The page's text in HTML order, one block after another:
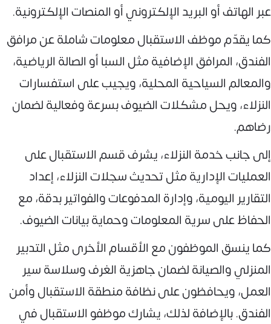
عبر الهاتف أو البريد الإلكتروني أو المنصات الإلكترونية.
كما يقدّم موظف الاستقبال معلومات شاملة عن مرافق
الفندق، المرافق الإضافية مثل السبا أو الصالة الرياضية،
والمعالم السياحية المحلية، ويجيب على استفسارات
النزلاء، ويحل مشكلات الضيوف بسرعة وفعالية لضمان
رضاهم.
إلى جانب خدمة النزلاء، يشرف قسم الاستقبال على
العمليات الإدارية مثل تحديث سجلات النزلاء، إعداد
التقارير اليومية، وإدارة المدفوعات والفواتير بدقة، مع
الحفاظ على سرية المعلومات وحماية بيانات الضيوف.
كما ينسق الموظفون مع الأقسام الأخرى مثل التدبير
المنزلي والصيانة لضمان جاهزية الغرف وسلاسة سير
العمل، ويحافظون على نظافة منطقة الاستقبال وأمن
الفندق. بالإضافة لذلك، يشارك موظفو الاستقبال في